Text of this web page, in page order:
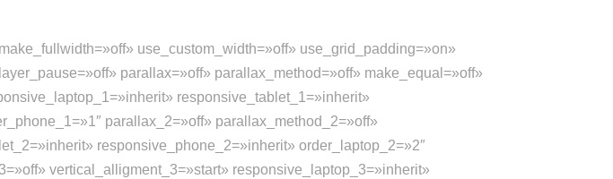
use_custom_width=»off» use_grid_padding=»on»
parallax=»off» parallax_method=»off» make_equal=»off»
responsive_tablet_1=»inherit»
parallax_2=»off» parallax_method_2=»off»
responsive_phone_2=»inherit» order_laptop_2=»2″
vertical_alligment_3=»start» responsive_laptop_3=»inherit»